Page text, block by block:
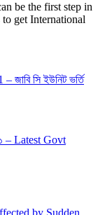
be the first step in
get International
সি ইউনিট ভর্তি
– Latest Govt
by Sudden